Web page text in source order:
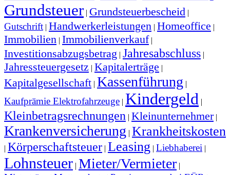
Grundsteuer | Grundsteuerbescheid |
Gutschrift | Handwerkerleistungen | Homeoffice |
Immobilien | Immobilienverkauf |
Investitionsabzugsbetrag | Jahresabschluss |
Jahressteuergesetz | Kapitalerträge |
Kapitalgesellschaft | Kassenführung |
Kaufprämie Elektrofahrzeuge | Kindergeld |
Kleinbetragsrechnungen | Kleinunternehmer|
Krankenversicherung | Krankheitskosten
| Körperschaftsteuer | Leasing | Liebhaberei |
Lohnsteuer | Mieter/Vermieter |